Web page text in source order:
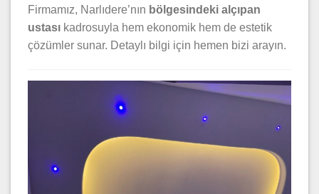
Firmamız, Narlıdere’nın bölgesindeki alçıpan
ustası kadrosuyla hem ekonomik hem de estetik
çözümler sunar. Detaylı bilgi için hemen bizi arayın.